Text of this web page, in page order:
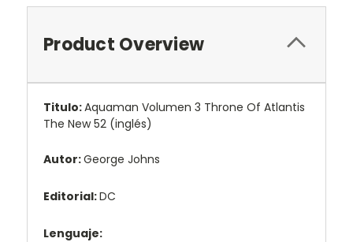
Product Overview
Titulo:Aquaman Volumen 3 Throne Of Atlantis
The New 52 (inglés)
Autor:George Johns
Editorial:DC
Lenguaje: